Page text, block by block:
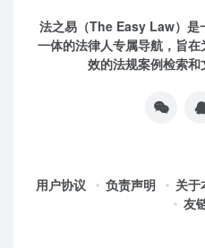
法之易（The Easy Law）是
一体的法律人专属导航，旨
效的法规案例检索和
用户协议 负责声明 关于
友